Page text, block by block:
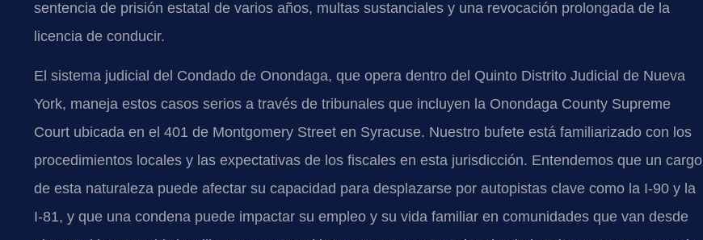
sentencia de prisión estatal de varios años, multas sustanciales y una revocación prolongada de la
licencia de conducir.
El sistema judicial del Condado de Onondaga, que opera dentro del Quinto Distrito Judicial de Nueva
York, maneja estos casos serios a través de tribunales que incluyen la Onondaga County Supreme
Court ubicada en el 401 de Montgomery Street en Syracuse. Nuestro bufete está familiarizado con los
procedimientos locales y las expectativas de los fiscales en esta jurisdicción. Entendemos que un cargo
de esta naturaleza puede afectar su capacidad para desplazarse por autopistas clave como la I-90 y la
I-81, y que una condena puede impactar su empleo y su vida familiar en comunidades que van desde